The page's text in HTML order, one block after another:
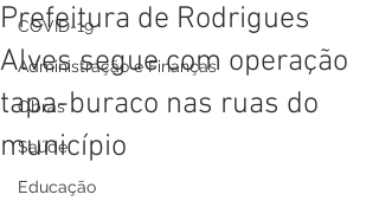
COVID-19
Administração e Finanças
Obras
Saúde
Educação
Prefeitura de Rodrigues
Alves segue com operação
tapa-buraco nas ruas do
município